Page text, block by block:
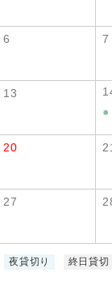
6 7
13
●
20
27
夜貸切り 終日貸切